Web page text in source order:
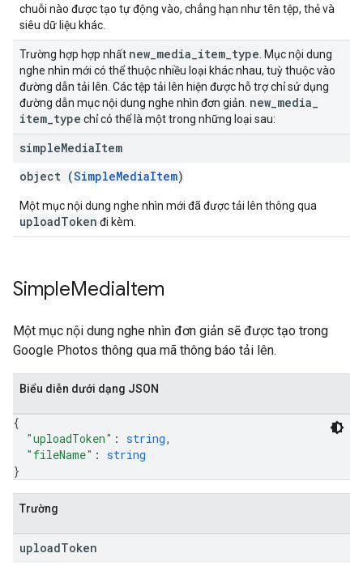
chuỗi nào được tạo tự động vào, chẳng hạn như tên tệp, thẻ và
siêu dữ liệu khác.
Trường hợp hợp nhất new media item type . Mục nội dung
nghe nhìn mới có thể thuộc nhiều loại khác nhau, tuỳ thuộc vào
đường dẫn tải lên. Các tệp tải lên hiện được hỗ trợ chỉ sử dụng
đường dẫn mục nội dung nghe nhìn đơn giản. new media
item type chỉ có thể là một trong những loại sau:
simpleMediaItem
object (SimpleMediaItem)
Một mục nội dung nghe nhìn mới đã được tải lên thông qua
uploadToken đi kèm.
SimpleMediaItem
Một mục nội dung nghe nhìn đơn giản sẽ được tạo trong
Google Photos thông qua mã thông báo tải lên.
Biểu diễn dưới dạng JSON
{
"uploadToken" : string,
"fileName" : string
}
Trường
uploadToken